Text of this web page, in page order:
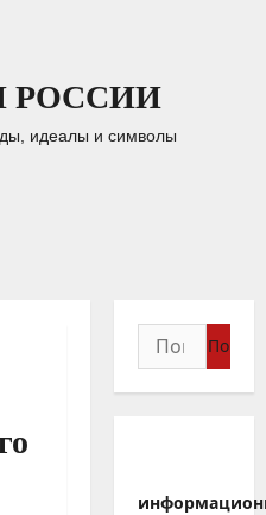
РОССИИ
идеалы и символы
Найти: